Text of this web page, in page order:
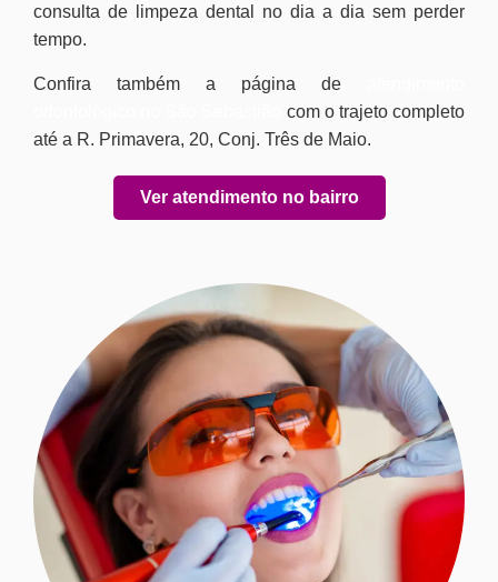
consulta de limpeza dental no dia a dia sem perder
tempo.
Confira também a página de
com o trajeto completo
até a R. Primavera, 20, Conj. Três de Maio.
Ver atendimento no bairro